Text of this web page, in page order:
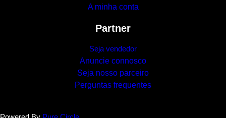
A minha conta
Partner
Seja vendedor
Anuncie connosco
Seja nosso parceiro
Perguntas frequentes